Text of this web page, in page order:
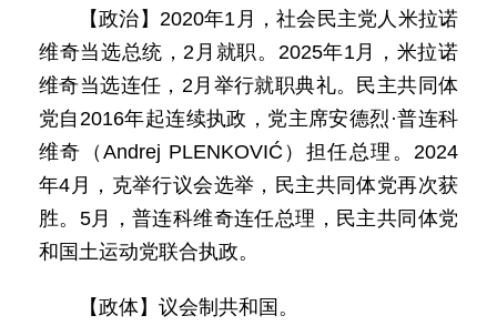
【政治】2020年1月，社会民主党人米拉诺
维奇当选总统，2月就职。2025年1月，米拉诺
维奇当选连任，2月举行就职典礼。民主共同体
党自2016年起连续执政，党主席安德烈·普连科
维奇（Andrej PLENKOVIĆ）担任总理。2024
年4月，克举行议会选举，民主共同体党再次获
胜。5月，普连科维奇连任总理，民主共同体党
和国土运动党联合执政。
【政体】议会制共和国。